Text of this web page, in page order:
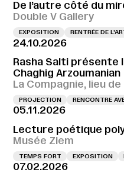
De l’autre côté du
Double V Gallery
EXPOSITION RENTRÉE DE
24.10.2026
Rasha Salti présente
Chaghig Arzoumanian
La Compagnie, lieu
PROJECTION RENCONTRE
05.11.2026
Lecture poétique
Musée Ziem
TEMPS FORT EXPOSITION
07.02.2026